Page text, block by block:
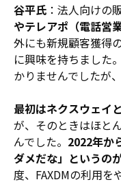
谷平氏 ：法人向けの
やテレアポ（電話営
外にも新規顧客獲得
に興味を持ちました
かりませんでしたが
最初はネクスウェイ
が、そのときはほと
んでした。 2022年か
ダメだな」というの
度、FAXDMの利用を